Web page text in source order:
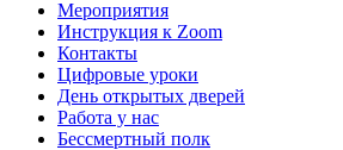
Мероприятия
Инструкция к Zoom
Контакты
Цифровые уроки
День открытых дверей
Работа у нас
Бессмертный полк